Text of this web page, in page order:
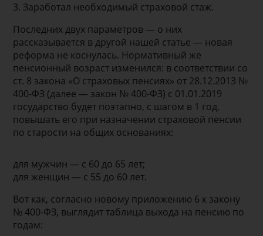
3. Заработал необходимый страховой стаж.
Последних двух параметров — о них
рассказывается в другой нашей статье — новая
реформа не коснулась. Нормативный же
пенсионный возраст изменился: в соответствии со
ст. 8 закона «О страховых пенсиях» от 28.12.2013 №
400-ФЗ (далее — закон № 400-ФЗ) с 01.01.2019
государство будет поэтапно, с шагом в 1 год,
повышать его при назначении страховой пенсии
по старости на общих основаниях:
для мужчин — с 60 до 65 лет;
для женщин — с 55 до 60 лет.
Вот как, согласно новому приложению 6 к закону
№ 400-ФЗ, выглядит таблица выхода на пенсию по
годам: